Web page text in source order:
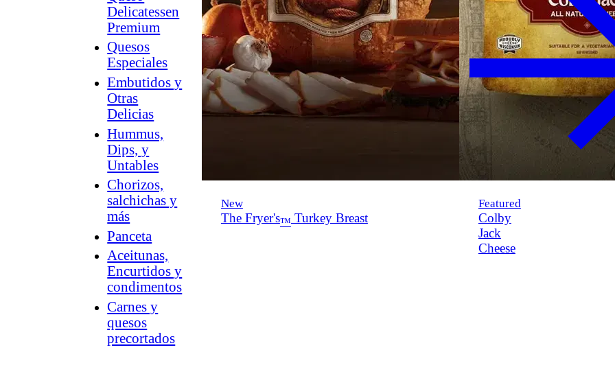
Delicatessen
Premium
Quesos
Especiales
Embutidos y
Otras
Delicias
Hummus,
Dips, y
Untables
Chorizos,
salchichas y
más
Panceta
Aceitunas,
Encurtidos y
condimentos
Carnes y
quesos
precortados
New
The Fryer's™ Turkey Breast
Featured
Colby
Jack
Cheese